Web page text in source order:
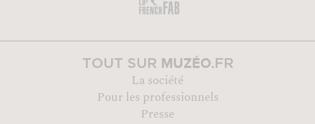
TOUT SUR MUZÉO.FR
La société
Pour les professionnels
Presse